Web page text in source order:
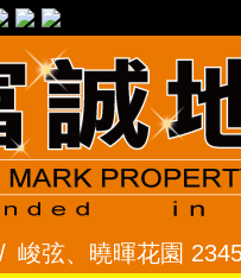
曉暉花園 2345 1286 /